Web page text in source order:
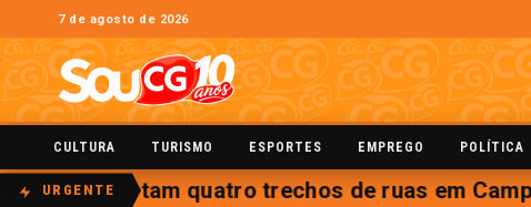
7 de agosto de 2026
CULTURA TURISMO ESPORTES EMPREGO POLÍTICA
URGENTE
interditam quatro trechos de ruas em